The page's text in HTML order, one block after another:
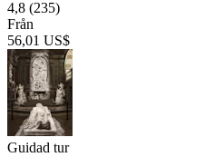
4,8 (235)
Från
56,01 US$
Guidad tur